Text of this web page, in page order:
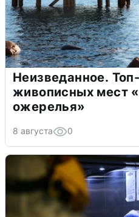
Неизведанное.
живописных мест
ожерелья»
8 августа 0